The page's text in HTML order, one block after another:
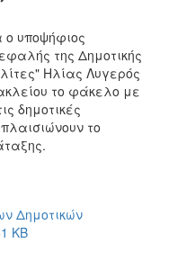
υποψήφιος
της Δημοτικής
Ηλίας Λυγερός
το φάκελο με
δημοτικές
το
Δημοτικών
KB